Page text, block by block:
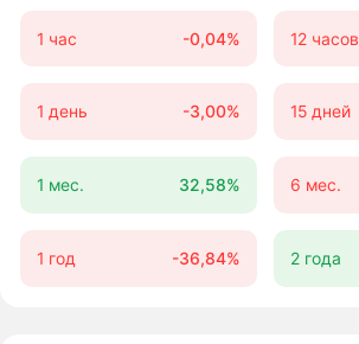
1 час -0,04% 12 часов
1 день -3,00% 15 дней
1 мес. 32,58% 6 мес.
1 год -36,84% 2 года